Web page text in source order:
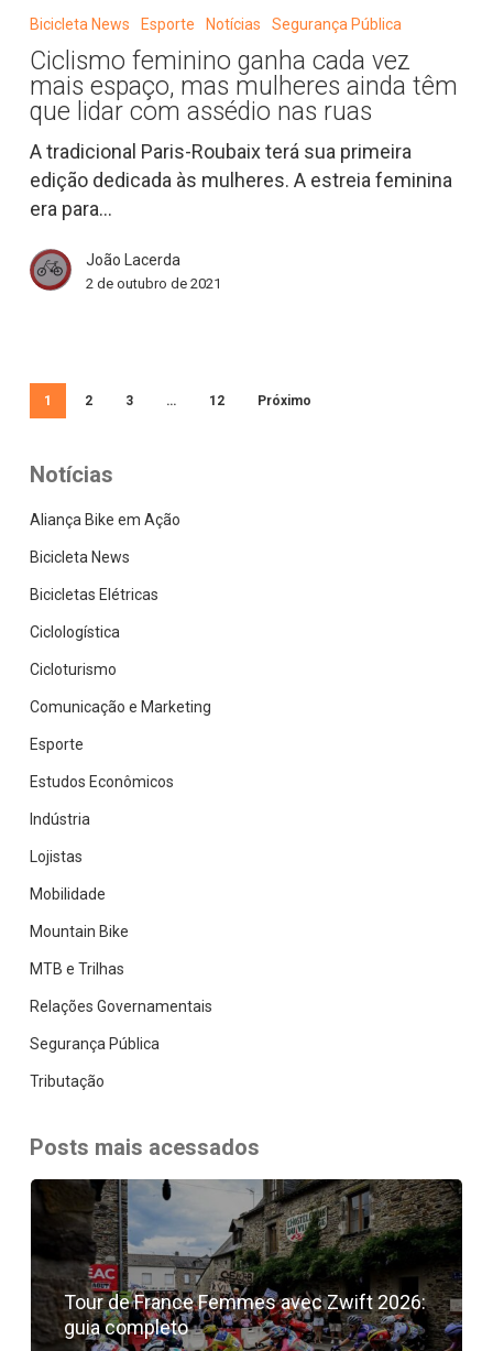
feminino
cada
vez
mais
espaço,
mas
mulheres
têm
que
assédio
nas
Bicicleta News Esporte Notícias Segurança Pública
Ciclismo feminino ganha cada vez
mais espaço, mas mulheres ainda têm
que lidar com assédio nas ruas
A tradicional Paris-Roubaix terá sua primeira
edição dedicada às mulheres. A estreia feminina
era para…
João Lacerda
2 de outubro de 2021
1 2 3 … 12 Próximo
Notícias
Aliança Bike em Ação
Bicicleta News
Bicicletas Elétricas
Ciclologística
Cicloturismo
Comunicação e Marketing
Esporte
Estudos Econômicos
Indústria
Lojistas
Mobilidade
Mountain Bike
MTB e Trilhas
Relações Governamentais
Segurança Pública
Tributação
Posts mais acessados
Tour de France Femmes avec Zwift 2026:
guia completo